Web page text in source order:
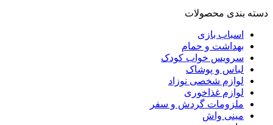
دسته بندی محصولات
اسباب بازی
بهداشت و حمام
سرویس خواب کودک
لباس و پوشاک
لوازم شخصی نوزاد
لوازم غذاخوری
ملزومات گردش و سفر
مینی واش